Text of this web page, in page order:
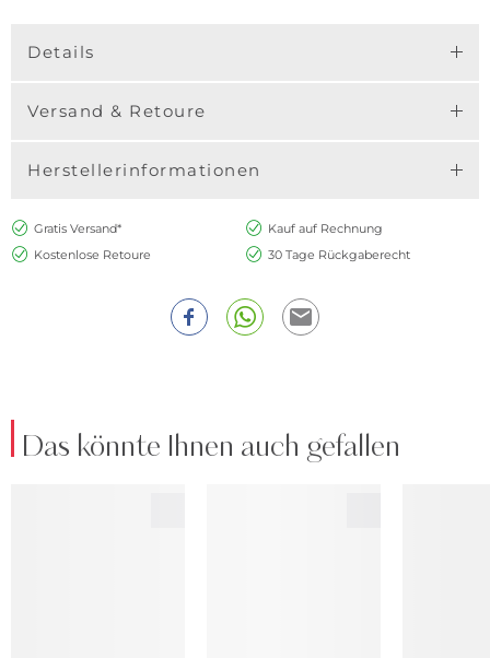
Details
Versand & Retoure
Herstellerinformationen
Gratis Versand*
Kauf auf Rechnung
Kostenlose Retoure
30 Tage Rückgaberecht
Das könnte Ihnen auch gefallen